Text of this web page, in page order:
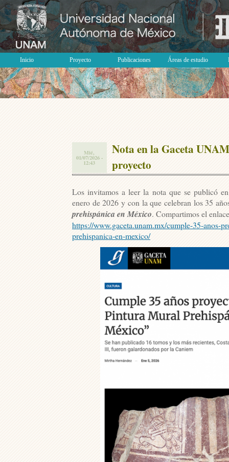
Inicio Proyecto Publicaciones Áreas de estudio
Mié,
01/07/2026 -
12:43
Nota en la Gaceta
proyecto
Los invitamos a leer la nota que se publicó
enero de 2026 y con la que celebran los 35
prehispánica en México. Compartimos el
https://www.gaceta.unam.mx/cumple-35-anos-
prehispanica-en-mexico/